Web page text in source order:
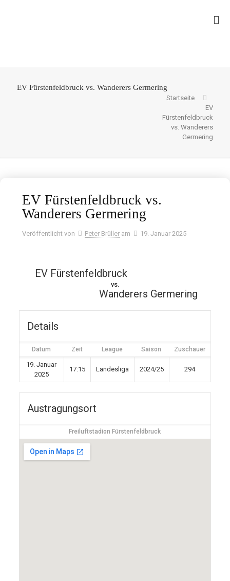
EV Fürstenfeldbruck vs. Wanderers Germering
Startseite
EV
Fürstenfeldbruck
vs. Wanderers
Germering
EV Fürstenfeldbruck vs.
Wanderers Germering
Veröffentlicht von Peter Brüller am 19. Januar 2025
EV Fürstenfeldbruck
vs.
Wanderers Germering
Details
Datum Zeit League Saison Zuschauer
19. Januar
2025
17:15 Landesliga 2024/25 294
Austragungsort
Freiluftstadion Fürstenfeldbruck